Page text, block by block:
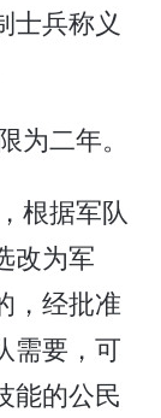
士兵称义
为二年。
根据军队
改为军
，经批准
需要，可
能的公民